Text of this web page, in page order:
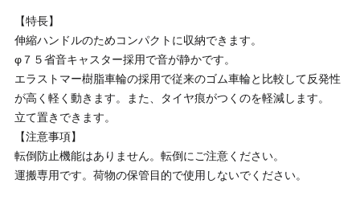
【特長】
伸縮ハンドルのためコンパクトに収納できます。
φ７５省音キャスター採用で音が静かです。
エラストマー樹脂車輪の採用で従来のゴム車輪と比較して反発性
が高く軽く動きます。また、タイヤ痕がつくのを軽減します。
立て置きできます。
【注意事項】
転倒防止機能はありません。転倒にご注意ください。
運搬専用です。荷物の保管目的で使用しないでください。